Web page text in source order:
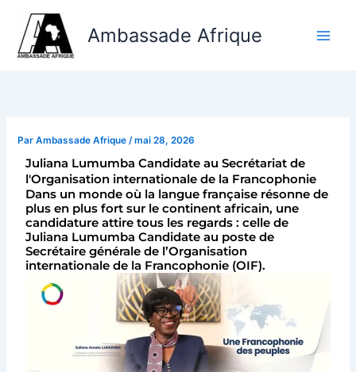
contenu
Ambassade Afrique
ParAmbassade Afrique/mai 28, 2026
Juliana Lumumba Candidate au Secrétariat de
l'Organisation internationale de la Francophonie
Dans un monde où la langue française résonne de
plus en plus fort sur le continent africain, une
candidature attire tous les regards : celle de
Juliana Lumumba Candidate au poste de
Secrétaire générale de l’Organisation
internationale de la Francophonie (OIF).